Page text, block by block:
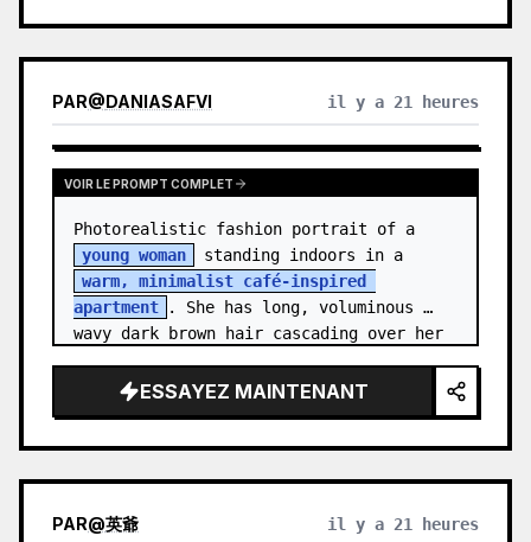
PAR@DANIASAFVI il y a 21 heures
VOIR LE PROMPT COMPLET
young woman
warm, minimalist café-inspired
apartment
. She has long, voluminous
wavy dark brown hair cascading over her
ESSAYEZ MAINTENANT
PAR@英爺 il y a 21 heures